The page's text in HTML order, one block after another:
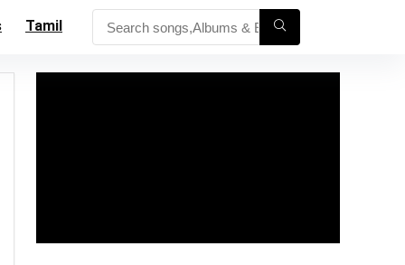
Tamil